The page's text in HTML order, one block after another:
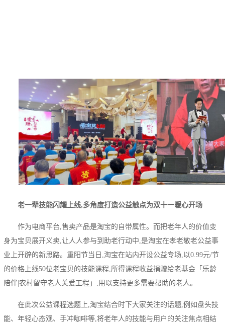
老一辈技能闪耀上线,多角度打造公益触点为双十一暖心开场
作为电商平台,售卖产品是淘宝的自带属性。而把老年人的价值变
身为宝贝展开义卖,让人人参与到助老行动中,是淘宝在孝老敬老公益事
业上开辟的新思路。重阳节当日,淘宝在站内开设公益专场,以0.99元/节
的价格上线50位老宝贝的技能课程,所得课程收益捐赠给老基会「乐龄
陪伴|农村留守老人关爱工程」,用以支持更多需要帮助的老人。
在此次公益课程选题上,淘宝结合时下大家关注的话题,例如盘头技
能、年轻心态观、手冲咖啡等,将老年人的技能与用户的关注焦点相结